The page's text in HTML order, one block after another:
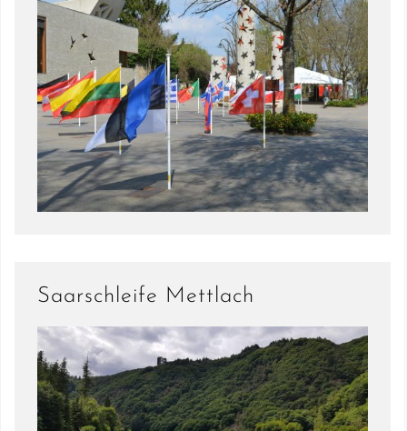
Saarschleife Mettlach